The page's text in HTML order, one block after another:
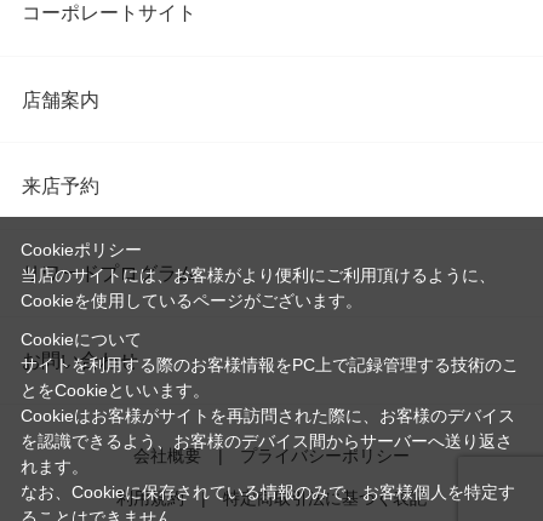
コーポレートサイト
店舗案内
来店予約
リワードプログラム
お問い合わせ
会社概要 プライバシーポリシー
利用規約 特定商取引法に基づく表記
Cookieポリシー
当店のサイトには、お客様がより便利にご利用頂けるように、
Cookieを使用しているページがございます。
Cookieについて
サイトを利用する際のお客様情報をPC上で記録管理する技術のこ
とをCookieといいます。
Cookieはお客様がサイトを再訪問された際に、お客様のデバイス
を認識できるよう、お客様のデバイス間からサーバーへ送り返さ
れます。
なお、Cookieに保存されている情報のみで、お客様個人を特定す